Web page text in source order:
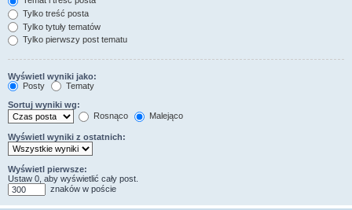
Tylko treść posta
Tylko tytuły tematów
Tylko pierwszy post tematu
Wyświetl wyniki jako:
Posty
Tematy
Sortuj wyniki wg:
Rosnąco
Malejąco
Wyświetl wyniki z ostatnich:
Wyświetl pierwsze:
Ustaw 0, aby wyświetlić cały post.
znaków w poście